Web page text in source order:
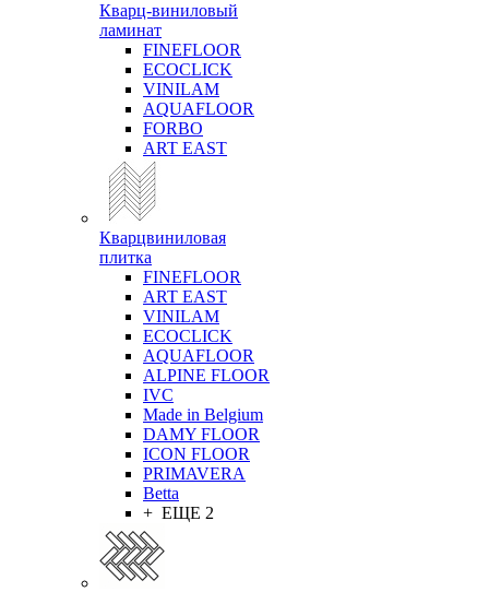
Кварц-виниловый
ламинат
FINEFLOOR
ECOCLICK
VINILAM
AQUAFLOOR
FORBO
ART EAST
Кварцвиниловая
плитка
FINEFLOOR
ART EAST
VINILAM
ECOCLICK
AQUAFLOOR
ALPINE FLOOR
IVC
Made in Belgium
DAMY FLOOR
ICON FLOOR
PRIMAVERA
Betta
+ ЕЩЕ 2